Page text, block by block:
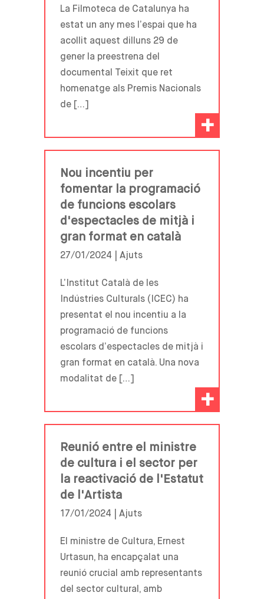
La Filmoteca de Catalunya ha
estat un any mes l’espai que ha
acollit aquest dilluns 29 de
gener la preestrena del
documental Teixit que ret
homenatge als Premis Nacionals
de […]
+
Nou incentiu per
fomentar la programació
de funcions escolars
d'espectacles de mitjà i
gran format en català
27/01/2024 | Ajuts
L’Institut Català de les
Indústries Culturals (ICEC) ha
presentat el nou incentiu a la
programació de funcions
escolars d’espectacles de mitjà i
gran format en català. Una nova
modalitat de […]
+
Reunió entre el ministre
de cultura i el sector per
la reactivació de l'Estatut
de l'Artista
17/01/2024 | Ajuts
El ministre de Cultura, Ernest
Urtasun, ha encapçalat una
reunió crucial amb representants
del sector cultural, amb